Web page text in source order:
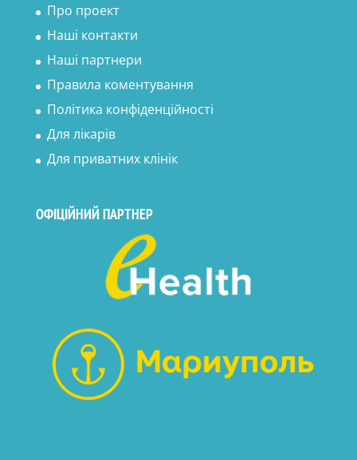
Про проект
Наші контакти
Наші партнери
Правила коментування
Політика конфіденційності
Для лікарів
Для приватних клінік
ОФІЦІЙНИЙ ПАРТНЕР